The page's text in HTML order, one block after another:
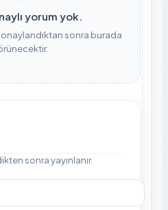
yorum yok.
onaylandıktan sonra burada
sonra yayınlanır.